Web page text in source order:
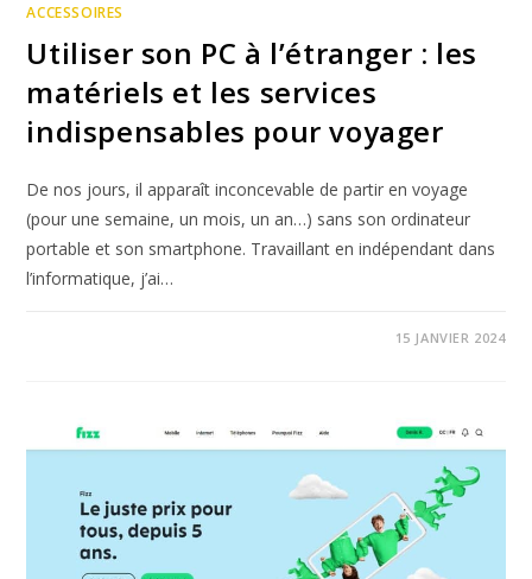
ACCESSOIRES
Utiliser son PC à l’étranger : les
matériels et les services
indispensables pour voyager
De nos jours, il apparaît inconcevable de partir en voyage
(pour une semaine, un mois, un an…) sans son ordinateur
portable et son smartphone. Travaillant en indépendant dans
l’informatique, j’ai…
15 JANVIER 2024